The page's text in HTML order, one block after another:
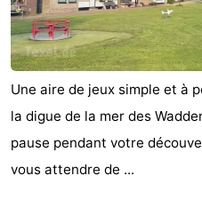
Une aire de jeux simple et à
la digue de la mer des
pause pendant votre
vous attendre de ...